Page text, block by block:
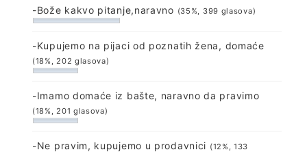
-Bože kakvo pitanje,naravno (35%, 399 glasova)
-Kupujemo na pijaci od poznatih žena, domaće
(18%, 202 glasova)
-Imamo domaće iz bašte, naravno da pravimo
(18%, 201 glasova)
-Ne pravim, kupujemo u prodavnici (12%, 133